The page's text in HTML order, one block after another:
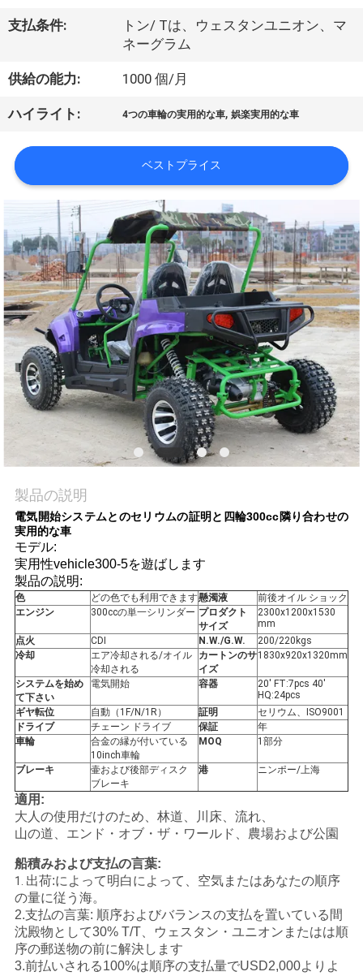
て
工
場
行
品
質
管
理
私
達
に
絡
し
な
さ
い
引
用
を
要
求
し
な
さ
い
支払条件:
トン/ Tは、ウェスタンユニオン、マ
ネーグラム
供給の能力: 1000 個/月
ハイライト: 4つの車輪の実用的な車,娯楽実用的な車
ベストプライス
製品の説明
電気開始システムとのセリウムの証明と四輪300cc隣り合わせの
実用的な車
モデル:
実用性vehicle300-5を遊ばします
製品の説明:
色 どの色でも利用できます懸濁液
前後オイル ショック
エンジン
300ccの単一シリンダー プロダクト
サイズ
2300x1200x1530
mm
点火
CDI N.W./G.W.
200/220kgs
冷却
エア冷却される/オイル
冷却される
カートンのサ
イズ
1830x920x1320mm
システムを始め
て下さい
電気開始 容器
20' FT:7pcs 40'
HQ:24pcs
ギヤ転位
自動（1F/N/1R） 証明
セリウム、ISO9001
ドライブ
チェーン ドライブ 保証
年
車輪
合金の縁が付いている
10inch車輪
MOQ 1部分
ブレーキ
壷および後部ディスク
ブレーキ
港 ニンポー/上海
適用:
大人の使用だけのため、林道、川床、流れ、
山の道、エンド・オブ・ザ・ワールド、農場および公園
船積みおよび支払の言葉:
1. 出荷:によって明白によって、空気またはあなたの順序
の量に従う海。
2.支払の言葉: 順序およびバランスの支払を置いている間
沈殿物として30% T/T、ウェスタン・ユニオンまたはは順
序の郵送物の前に解決します
3.前払いされる100%は順序の支払量でUSD2,000よりよ